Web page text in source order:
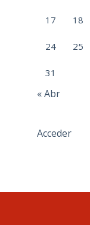
17 18
24 25
31
« Abr
Acceder